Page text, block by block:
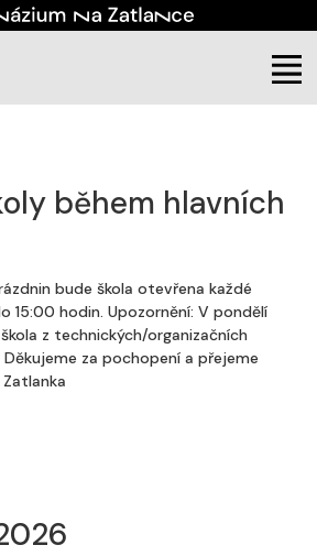
(aktuální)
během hlavních
bude škola otevřena každé
15:00 hodin. Upozornění: V pondělí
z technických/organizačních
za pochopení a přejeme